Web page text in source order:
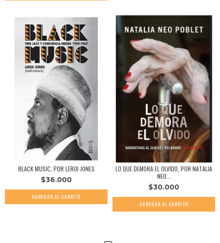
BLACK MUSIC, POR LEROI JONES
$36.000
LO QUE DEMORA EL OLVIDO, POR NATALIA
NEO...
$30.000